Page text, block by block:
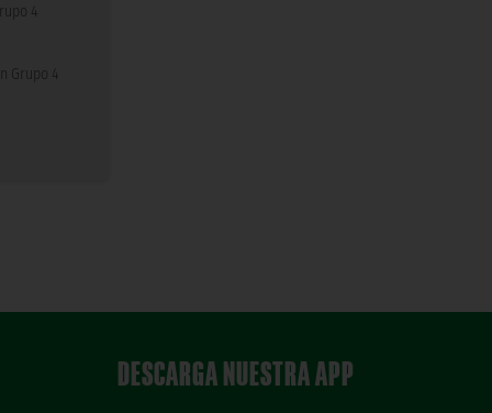
4
Grupo 4
DESCARGA NUESTRA APP